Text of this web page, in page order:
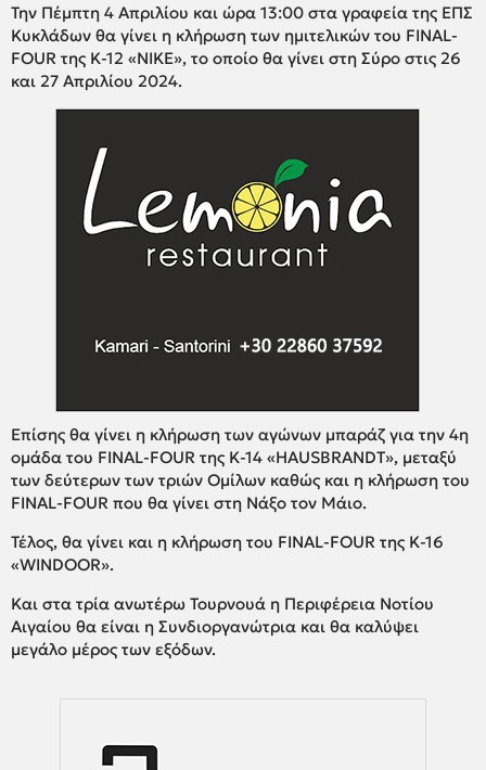
Την Πέμπτη 4 Απριλίου και ώρα 13:00 στα γραφεία της ΕΠΣ
Κυκλάδων θα γίνει η κλήρωση των ημιτελικών του FINAL-
FOUR της Κ-12 «ΝΙΚΕ», το οποίο θα γίνει στη Σύρο στις 26
και 27 Απριλίου 2024.
Επίσης θα γίνει η κλήρωση των αγώνων μπαράζ για την 4η
ομάδα του FINAL-FOUR της Κ-14 «HAUSBRΑNDT», μεταξύ
των δεύτερων των τριών Ομίλων καθώς και η κλήρωση του
FINAL-FOUR που θα γίνει στη Νάξο τον Μάιο.
Τέλος, θα γίνει και η κλήρωση του FINAL-FOUR της Κ-16
«WINDOOR».
Και στα τρία ανωτέρω Τουρνουά η Περιφέρεια Νοτίου
Αιγαίου θα είναι η Συνδιοργανώτρια και θα καλύψει
μεγάλο μέρος των εξόδων.